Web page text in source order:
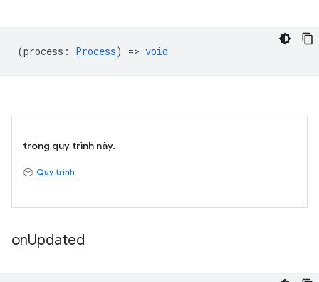
(process : Process) => void
trong quy trình này.
Quy trình
onUpdated